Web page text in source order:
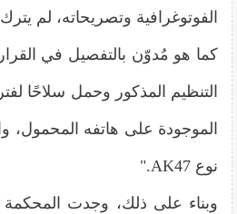
الفوتوغرافية وتصريحاته، لم
كما هو مُدوّن بالتفصيل في
التنظيم المذكور وحمل سلاحًا
الموجودة على هاتفه
نوع AK47."
وبناء على ذلك، وجدت المحكمة